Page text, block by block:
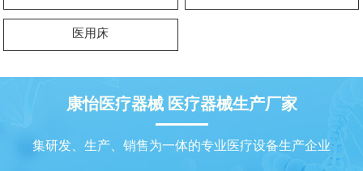
医用床
康怡医疗器械 医疗器械生产厂家
集研发、生产、销售为一体的专业医疗设备生产企业